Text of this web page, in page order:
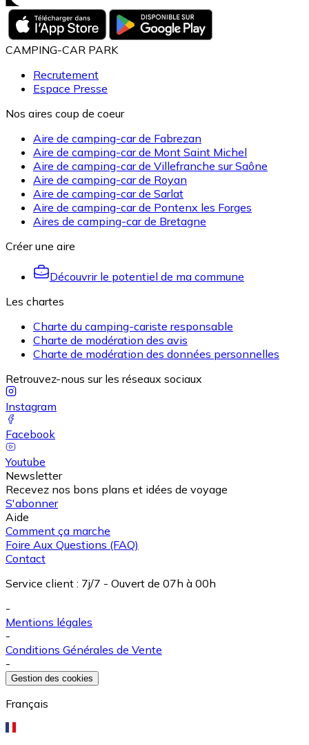
CAMPING-CAR PARK
Recrutement
Espace Presse
Nos aires coup de coeur
Aire de camping-car de Fabrezan
Aire de camping-car de Mont Saint Michel
Aire de camping-car de Villefranche sur Saône
Aire de camping-car de Royan
Aire de camping-car de Sarlat
Aire de camping-car de Pontenx les Forges
Aires de camping-car de Bretagne
Créer une aire
Découvrir le potentiel de ma commune
Les chartes
Charte du camping-cariste responsable
Charte de modération des avis
Charte de modération des données personnelles
Retrouvez-nous sur les réseaux sociaux
Instagram
Facebook
Youtube
Newsletter
Recevez nos bons plans et idées de voyage
S'abonner
Aide
Comment ça marche
Foire Aux Questions (FAQ)
Contact
Service client : 7j/7 - Ouvert de 07h à 00h
-
Mentions légales
-
Conditions Générales de Vente
-
Gestion des cookies
Français